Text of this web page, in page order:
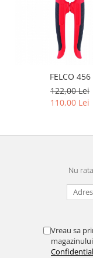
FELCO 456
122,00 Lei
110,00 Lei
Nu
Vreau sa